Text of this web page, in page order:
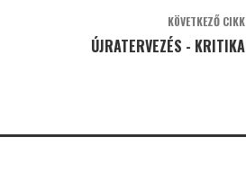
KÖVETKEZŐ CIKK
ÚJRATERVEZÉS - KRITIKA